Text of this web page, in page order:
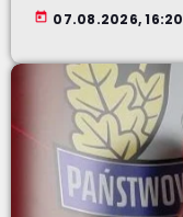
today 07.08.2026, 16:20